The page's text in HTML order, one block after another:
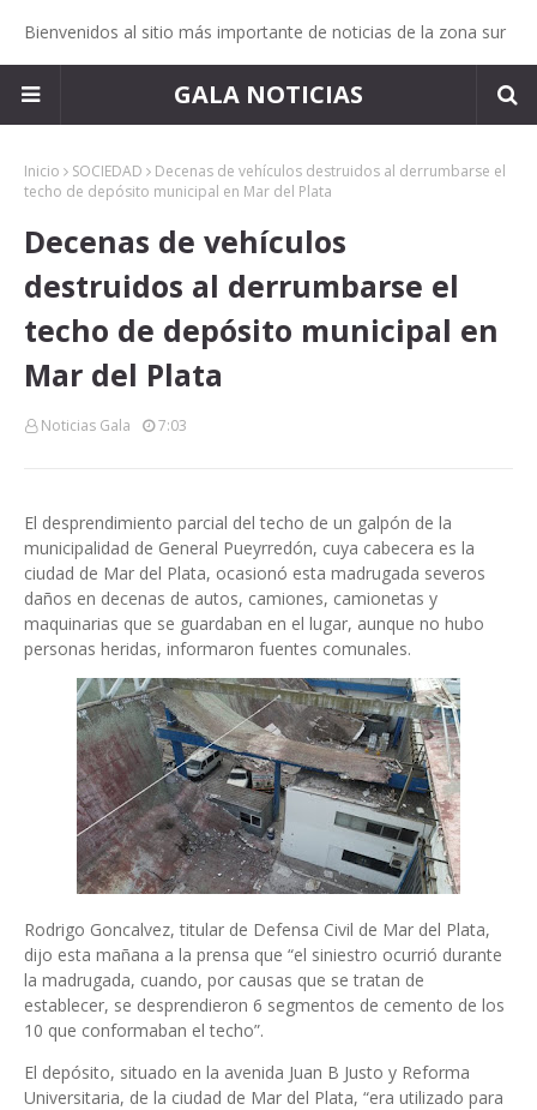
Bienvenidos al sitio más importante de noticias de la zona sur
GALA NOTICIAS
Inicio SOCIEDAD
Decenas de vehículos destruidos al derrumbarse el
techo de depósito municipal en Mar del Plata
Decenas de vehículos
destruidos al derrumbarse el
techo de depósito municipal en
Mar del Plata
Noticias Gala 7:03
El desprendimiento parcial del techo de un galpón de la
municipalidad de General Pueyrredón, cuya cabecera es la
ciudad de Mar del Plata, ocasionó esta madrugada severos
daños en decenas de autos, camiones, camionetas y
maquinarias que se guardaban en el lugar, aunque no hubo
personas heridas, informaron fuentes comunales.
Rodrigo Goncalvez, titular de Defensa Civil de Mar del Plata,
dijo esta mañana a la prensa que “el siniestro ocurrió durante
la madrugada, cuando, por causas que se tratan de
establecer, se desprendieron 6 segmentos de cemento de los
10 que conformaban el techo”.
El depósito, situado en la avenida Juan B Justo y Reforma
Universitaria, de la ciudad de Mar del Plata, “era utilizado para